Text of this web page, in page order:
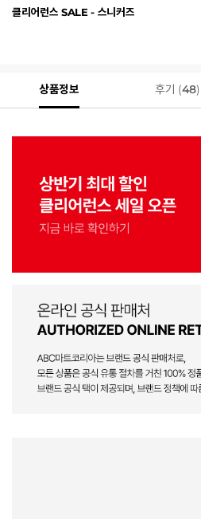
클리어런스 SALE - 스니커즈
상품정보 후기 (48)